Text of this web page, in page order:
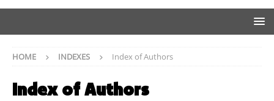
HOME INDEXES Index of Authors
Index of Authors